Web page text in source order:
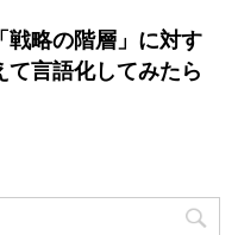
戦略の階層」に対す
て言語化してみたら